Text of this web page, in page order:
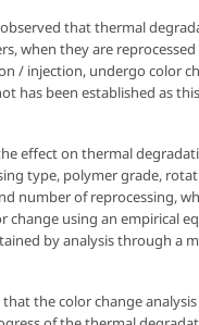
that thermal
when they are
/ injection, undergo color
has been established as
effect on thermal
type, polymer grade,
number of reprocessing,
change using an empirical
by analysis through a
the color change